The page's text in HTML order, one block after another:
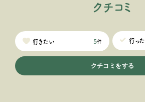
ク チ コ ミ
行きたい 5件 行った
クチコミをする